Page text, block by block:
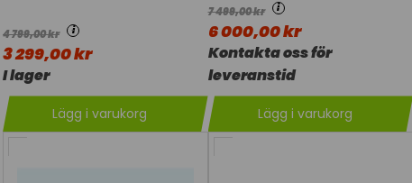
4 799,00 kr i
3 299,00 kr
I lager
Lägg i varukorg
7 499,00 kr i
6 000,00 kr
Kontakta oss för
leveranstid
Lägg i varukorg